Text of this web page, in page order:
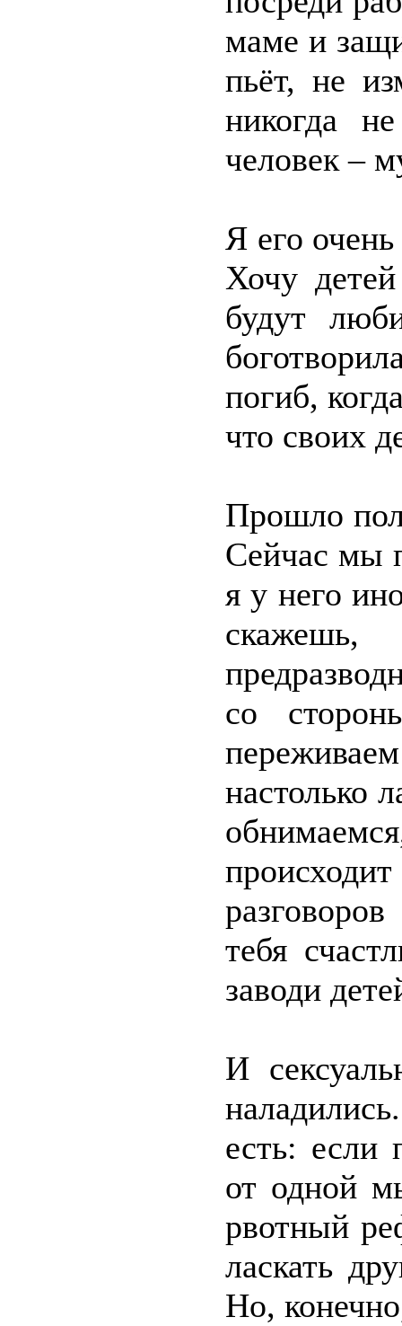
маме и
пьёт, не
никогда
человек –
Я его
Хочу
будут
погиб,
что своих
Прошло
Сейчас мы
я у него
со
настолько
тебя
заводи
И
есть: если
от одной
рвотный
ласкать
Но,